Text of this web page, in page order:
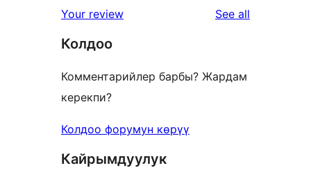
Your review See all
Колдоо
Комментарийлер барбы? Жардам
керекпи?
Колдоо форумун көрүү
Кайрымдуулук